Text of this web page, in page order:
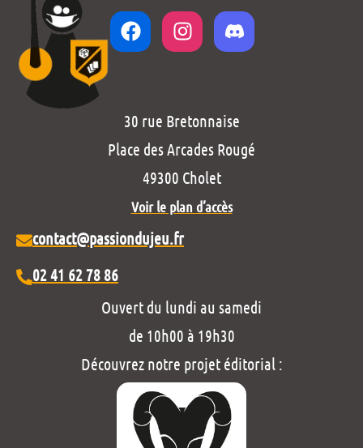
30 rue Bretonnaise
Place des Arcades Rougé
49300 Cholet
Voir le plan d’accès
contact@passiondujeu.fr
02 41 62 78 86
Ouvert du lundi au samedi
de 10h00 à 19h30
Découvrez notre projet éditorial :